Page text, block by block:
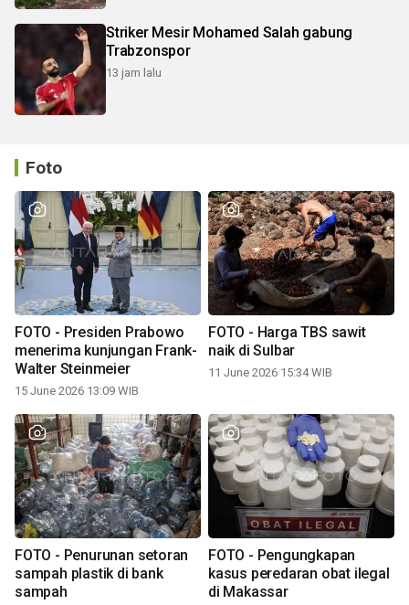
Striker Mesir Mohamed Salah gabung
Trabzonspor
13 jam lalu
Foto
FOTO - Presiden Prabowo
menerima kunjungan Frank-
Walter Steinmeier
15 June 2026 13:09 WIB
FOTO - Harga TBS sawit
naik di Sulbar
11 June 2026 15:34 WIB
FOTO - Penurunan setoran
sampah plastik di bank
sampah
FOTO - Pengungkapan
kasus peredaran obat ilegal
di Makassar